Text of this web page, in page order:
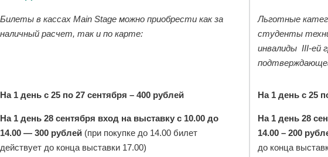
Билеты в кассах Main Stage можно приобрести как за
наличный расчет, так и по карте:
На 1 день с 25 по 27 сентября – 400 рублей
На 1 день 28 сентября вход на выставку с 10.00 до
14.00 — 300 рублей(при покупке до 14.00 билет
действует до конца выставки 17.00)
Льготные
студенты
инвалиды III-ей
На 1 день с 25
На 1 день 28
14.00 – 200
до конца